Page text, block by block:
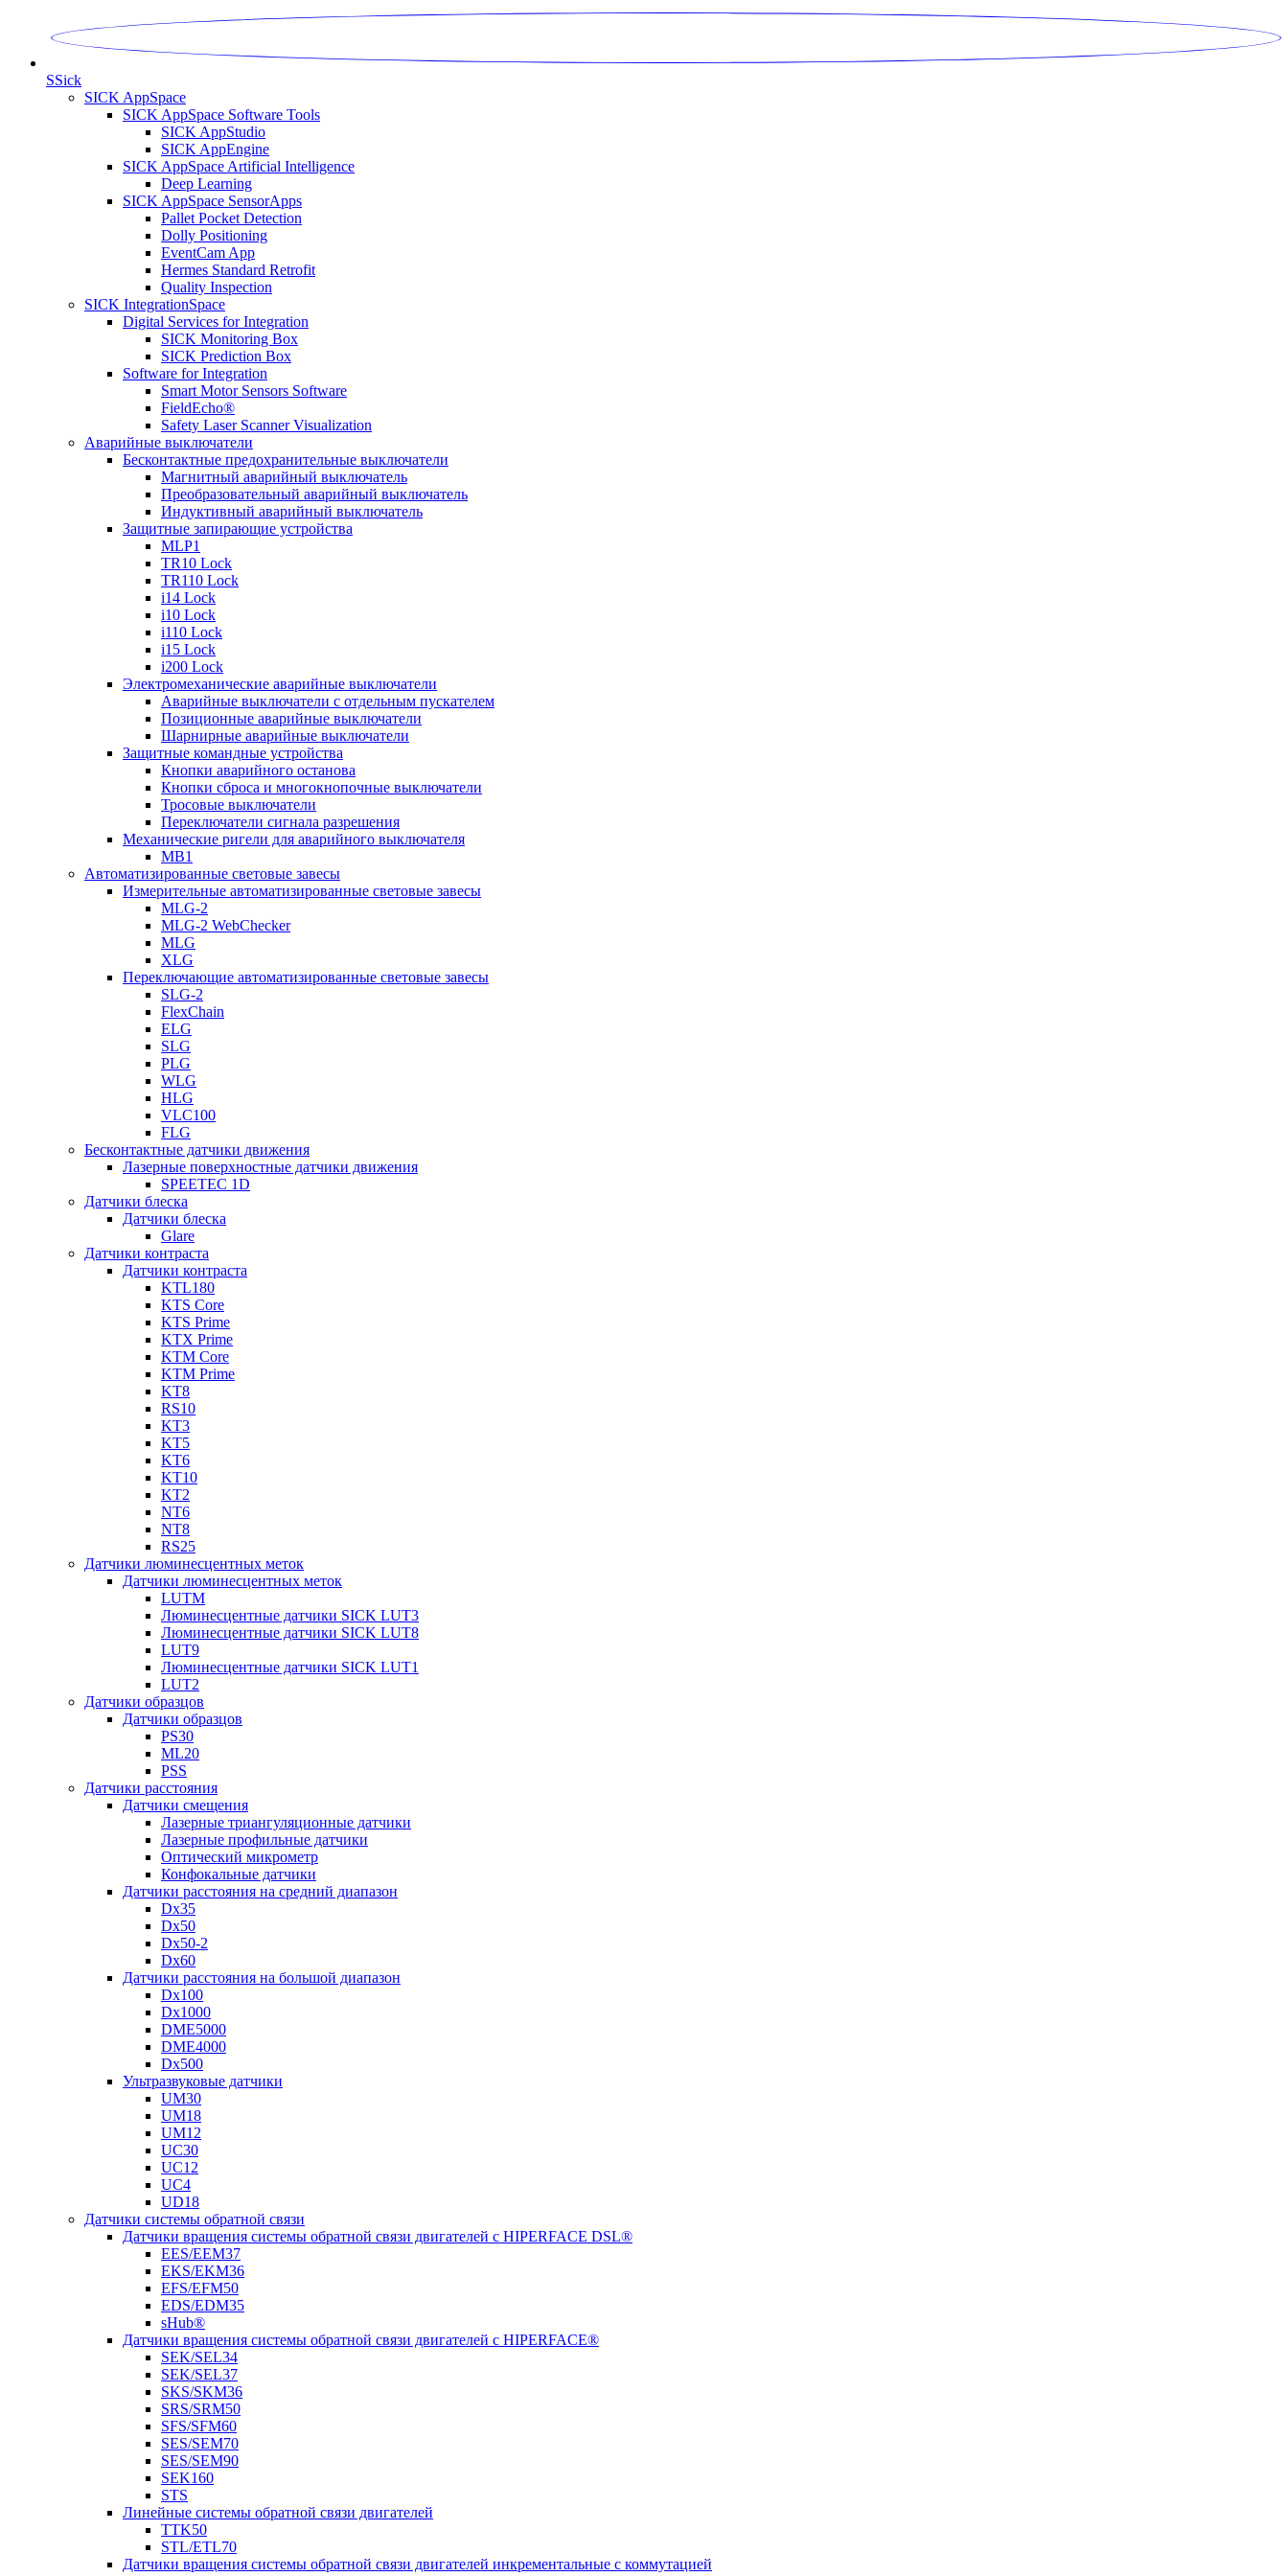
SSick
SICK AppSpace
SICK AppSpace Software Tools
SICK AppStudio
SICK AppEngine
SICK AppSpace Artificial Intelligence
Deep Learning
SICK AppSpace SensorApps
Pallet Pocket Detection
Dolly Positioning
EventCam App
Hermes Standard Retrofit
Quality Inspection
SICK IntegrationSpace
Digital Services for Integration
SICK Monitoring Box
SICK Prediction Box
Software for Integration
Smart Motor Sensors Software
FieldEcho®
Safety Laser Scanner Visualization
Аварийные выключатели
Бесконтактные предохранительные выключатели
Магнитный аварийный выключатель
Преобразовательный аварийный выключатель
Индуктивный аварийный выключатель
Защитные запирающие устройства
MLP1
TR10 Lock
TR110 Lock
i14 Lock
i10 Lock
i110 Lock
i15 Lock
i200 Lock
Электромеханические аварийные выключатели
Аварийные выключатели с отдельным пускателем
Позиционные аварийные выключатели
Шарнирные аварийные выключатели
Защитные командные устройства
Кнопки аварийного останова
Кнопки сброса и многокнопочные выключатели
Тросовые выключатели
Переключатели сигнала разрешения
Механические ригели для аварийного выключателя
MB1
Автоматизированные световые завесы
Измерительные автоматизированные световые завесы
MLG-2
MLG-2 WebChecker
MLG
XLG
Переключающие автоматизированные световые завесы
SLG-2
FlexChain
ELG
SLG
PLG
WLG
HLG
VLC100
FLG
Бесконтактные датчики движения
Лазерные поверхностные датчики движения
SPEETEC 1D
Датчики блеска
Датчики блеска
Glare
Датчики контраста
Датчики контраста
KTL180
KTS Core
KTS Prime
KTX Prime
KTM Core
KTM Prime
KT8
RS10
KT3
KT5
KT6
KT10
KT2
NT6
NT8
RS25
Датчики люминесцентных меток
Датчики люминесцентных меток
LUTM
Люминесцентные датчики SICK LUT3
Люминесцентные датчики SICK LUT8
LUT9
Люминесцентные датчики SICK LUT1
LUT2
Датчики образцов
Датчики образцов
PS30
ML20
PSS
Датчики расстояния
Датчики смещения
Лазерные триангуляционные датчики
Лазерные профильные датчики
Оптический микрометр
Конфокальные датчики
Датчики расстояния на средний диапазон
Dx35
Dx50
Dx50-2
Dx60
Датчики расстояния на большой диапазон
Dx100
Dx1000
DME5000
DME4000
Dx500
Ультразвуковые датчики
UM30
UM18
UM12
UC30
UC12
UC4
UD18
Датчики системы обратной связи
Датчики вращения системы обратной связи двигателей с HIPERFACE DSL®
EES/EEM37
EKS/EKM36
EFS/EFM50
EDS/EDM35
sHub®
Датчики вращения системы обратной связи двигателей с HIPERFACE®
SEK/SEL34
SEK/SEL37
SKS/SKM36
SRS/SRM50
SFS/SFM60
SES/SEM70
SES/SEM90
SEK160
STS
Линейные системы обратной связи двигателей
TTK50
STL/ETL70
Датчики вращения системы обратной связи двигателей инкрементальные с коммутацией